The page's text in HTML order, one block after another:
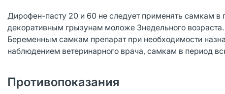
Дирофен-пасту 20 и 60 не следует применять самкам
декоративным грызунам моложе 3недельного возраста.
Беременным самкам препарат при необходимости
наблюдением ветеринарного врача, самкам в период
Противопоказания